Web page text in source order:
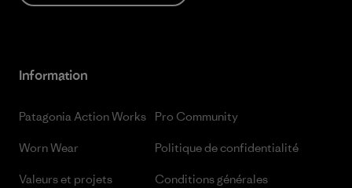
Information
Patagonia Action Works
Worn Wear
Valeurs et projets
Pro Community
Politique de confidentialité
Conditions générales